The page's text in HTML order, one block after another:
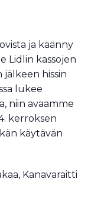
ja käänny
Lidlin kassojen
jälkeen hissin
lukee
niin avaamme
kerroksen
käytävän
Kanavaraitti